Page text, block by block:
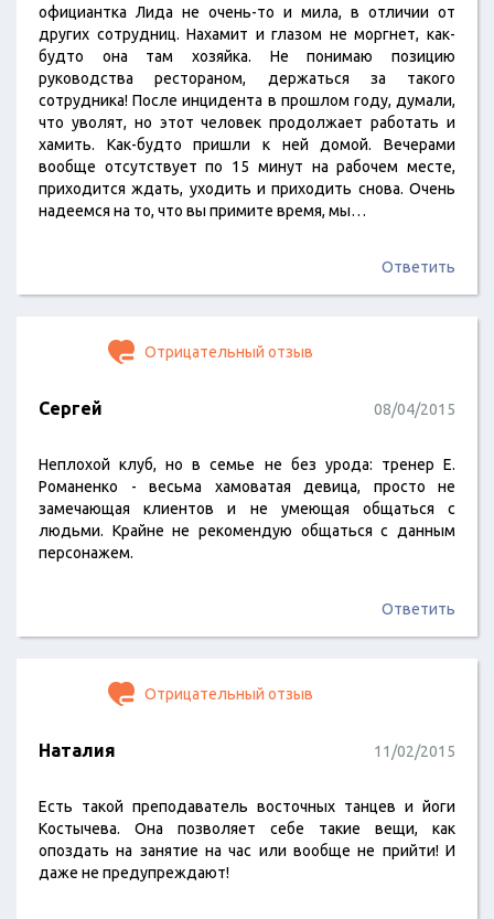
официантка Лида не очень-то и мила, в отличии от
других сотрудниц. Нахамит и глазом не моргнет, как-
будто она там хозяйка. Не понимаю позицию
руководства рестораном, держаться за такого
сотрудника! После инцидента в прошлом году, думали,
что уволят, но этот человек продолжает работать и
хамить. Как-будто пришли к ней домой. Вечерами
вообще отсутствует по 15 минут на рабочем месте,
приходится ждать, уходить и приходить снова. Очень
надеемся на то, что вы примите время, мы…
Ответить
Отрицательный отзыв
Сергей 08/04/2015
Неплохой клуб, но в семье не без урода: тренер Е.
Романенко - весьма хамоватая девица, просто не
замечающая клиентов и не умеющая общаться с
людьми. Крайне не рекомендую общаться с данным
персонажем.
Ответить
Отрицательный отзыв
Наталия 11/02/2015
Есть такой преподаватель восточных танцев и йоги
Костычева. Она позволяет себе такие вещи, как
опоздать на занятие на час или вообще не прийти! И
даже не предупреждают!